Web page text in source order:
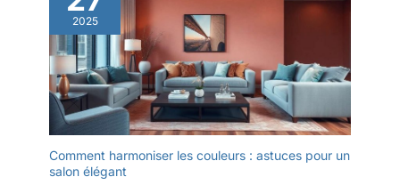
2025
Comment harmoniser les couleurs : astuces pour un
salon élégant